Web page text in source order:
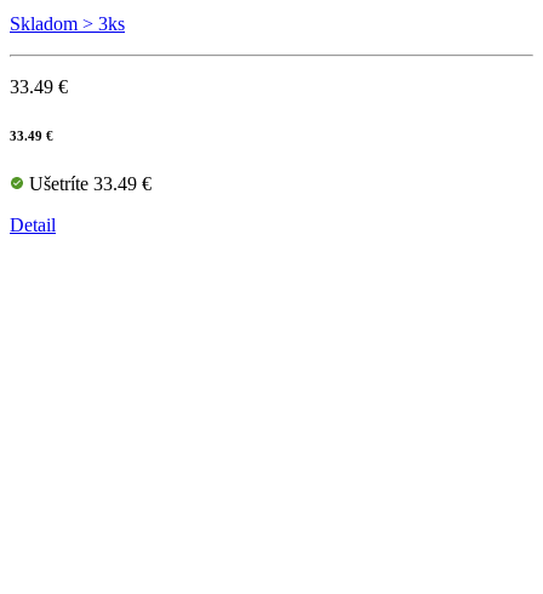
Skladom > 3ks
33.49 €
33.49 €
Ušetríte 33.49 €
Detail